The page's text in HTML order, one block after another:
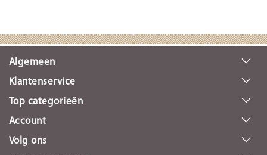
Algemeen
Klantenservice
Top categorieën
Account
Volg ons